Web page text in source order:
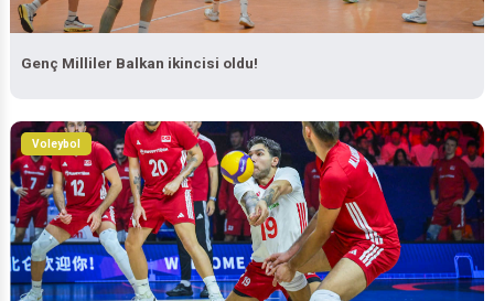
Genç Milliler Balkan ikincisi oldu!
Voleybol